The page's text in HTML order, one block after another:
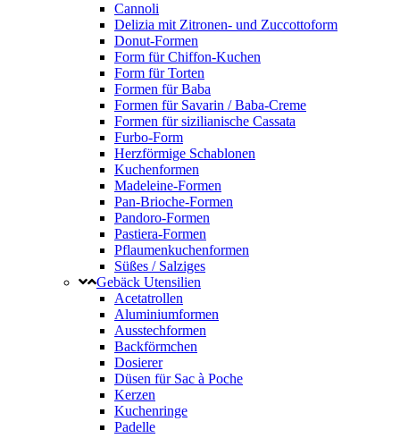
Cannoli
Delizia mit Zitronen- und Zuccottoform
Donut-Formen
Form für Chiffon-Kuchen
Form für Torten
Formen für Baba
Formen für Savarin / Baba-Creme
Formen für sizilianische Cassata
Furbo-Form
Herzförmige Schablonen
Kuchenformen
Madeleine-Formen
Pan-Brioche-Formen
Pandoro-Formen
Pastiera-Formen
Pflaumenkuchenformen
Süßes / Salziges
Gebäck Utensilien
Acetatrollen
Aluminiumformen
Ausstechformen
Backförmchen
Dosierer
Düsen für Sac à Poche
Kerzen
Kuchenringe
Padelle